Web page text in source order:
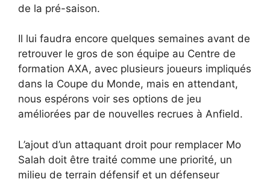
de la pré-saison.
Il lui faudra encore quelques semaines avant de
retrouver le gros de son équipe au Centre de
formation AXA, avec plusieurs joueurs impliqués
dans la Coupe du Monde, mais en attendant,
nous espérons voir ses options de jeu
améliorées par de nouvelles recrues à Anfield.
L’ajout d’un attaquant droit pour remplacer Mo
Salah doit être traité comme une priorité, un
milieu de terrain défensif et un défenseur